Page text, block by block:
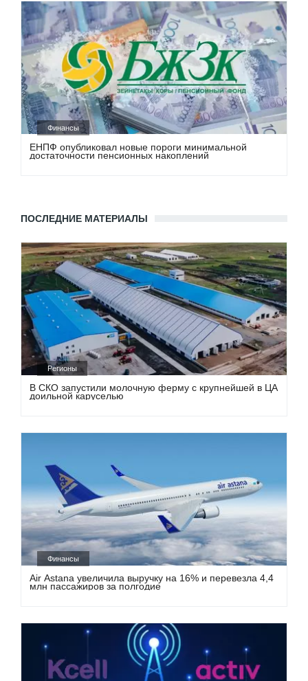
Финансы
ЕНПФ опубликовал новые пороги минимальной
достаточности пенсионных накоплений
ПОСЛЕДНИЕ МАТЕРИАЛЫ
Регионы
В СКО запустили молочную ферму с крупнейшей в ЦА
доильной каруселью
Финансы
Air Astana увеличила выручку на 16% и перевезла 4,4
млн пассажиров за полгодие